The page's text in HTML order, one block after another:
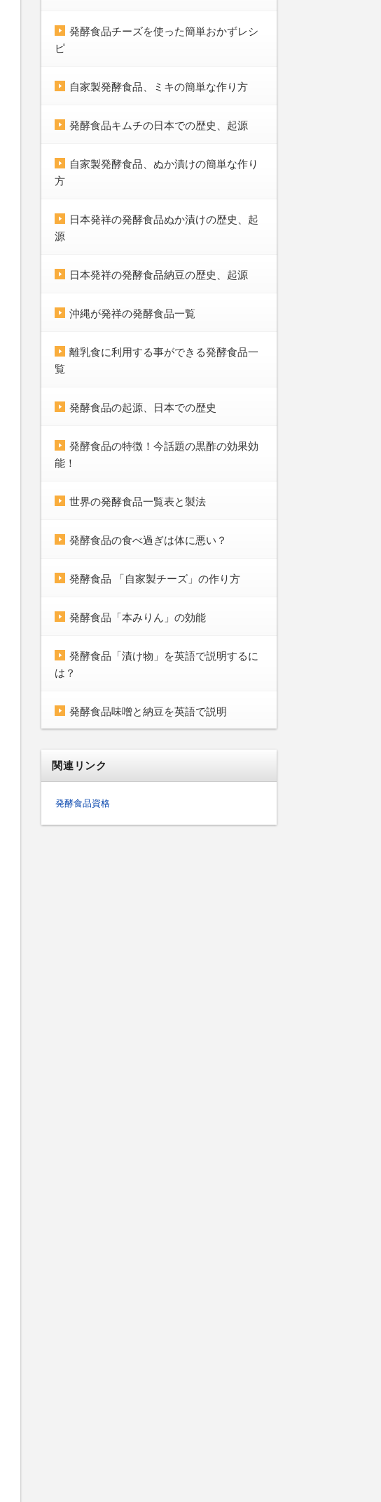
発酵食品チーズを使った簡単おかずレシ
ピ
自家製発酵食品、ミキの簡単な作り方
発酵食品キムチの日本での歴史、起源
自家製発酵食品、ぬか漬けの簡単な作り
方
日本発祥の発酵食品ぬか漬けの歴史、起
源
日本発祥の発酵食品納豆の歴史、起源
沖縄が発祥の発酵食品一覧
離乳食に利用する事ができる発酵食品一
覧
発酵食品の起源、日本での歴史
発酵食品の特徴！今話題の黒酢の効果効
能！
世界の発酵食品一覧表と製法
発酵食品の食べ過ぎは体に悪い？
発酵食品 「自家製チーズ」の作り方
発酵食品「本みりん」の効能
発酵食品「漬け物」を英語で説明するに
は？
発酵食品味噌と納豆を英語で説明
関連リンク
発酵食品資格